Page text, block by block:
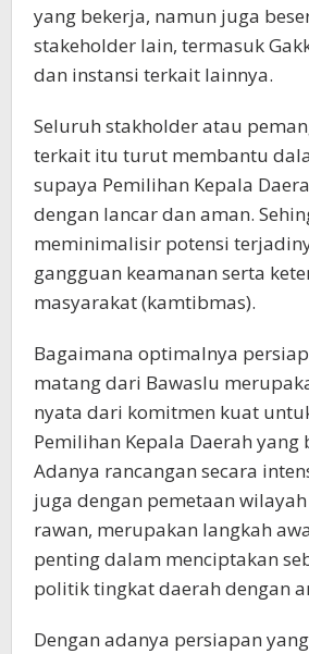
yang bekerja, namun juga
stakeholder lain, termasuk
dan instansi terkait lainnya.
Seluruh stakholder atau
terkait itu turut membantu
supaya Pemilihan Kepala
dengan lancar dan aman.
meminimalisir potensi
gangguan keamanan serta
masyarakat (kamtibmas).
Bagaimana optimalnya
matang dari Bawaslu
nyata dari komitmen kuat
Pemilihan Kepala Daerah yang
Adanya rancangan secara
juga dengan pemetaan
rawan, merupakan langkah
penting dalam menciptakan
politik tingkat daerah dengan
Dengan adanya persiapan